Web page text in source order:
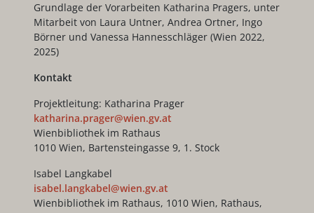
Grundlage der Vorarbeiten Katharina Pragers, unter
Mitarbeit von Laura Untner, Andrea Ortner, Ingo
Börner und Vanessa Hannesschläger (Wien 2022,
2025)
Kontakt
Projektleitung: Katharina Prager
katharina.prager@wien.gv.at
Wienbibliothek im Rathaus
1010 Wien, Bartensteingasse 9, 1. Stock
Isabel Langkabel
isabel.langkabel@wien.gv.at
Wienbibliothek im Rathaus, 1010 Wien, Rathaus,